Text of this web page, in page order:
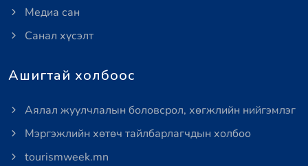
Медиа сан
Санал хүсэлт
Ашигтай холбоос
Аялал жуулчлалын боловсрол, хөгжлийн нийгэмлэг
Мэргэжлийн хөтөч тайлбарлагчдын холбоо
tourismweek.mn